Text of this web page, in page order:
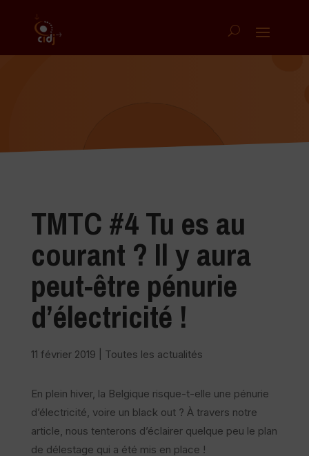
TMTC #4 Tu es au
courant ? Il y aura
peut-être pénurie
d’électricité !
11 février 2019 Toutes les actualités
En plein hiver, la Belgique risque-t-elle une pénurie
d’électricité, voire un black out ? À travers notre
article, nous tenterons d’éclairer quelque peu le plan
de délestage qui a été mis en place !